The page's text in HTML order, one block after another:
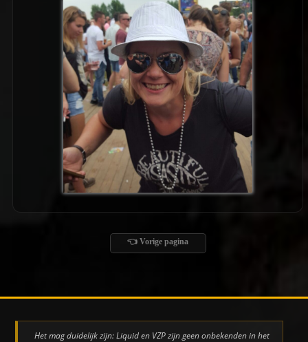
👈 Vorige pagina
Het mag duidelijk zijn: Liquid en VZP zijn geen onbekenden in het